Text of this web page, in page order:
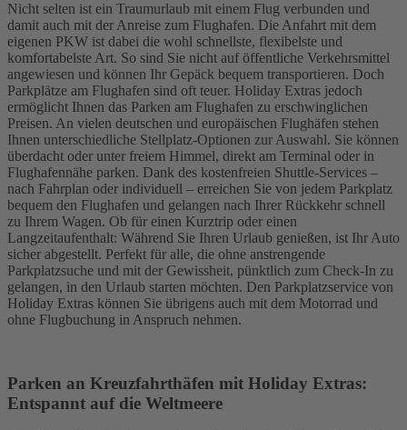
Nicht selten ist ein Traumurlaub mit einem Flug verbunden und
damit auch mit der Anreise zum Flughafen. Die Anfahrt mit dem
eigenen PKW ist dabei die wohl schnellste, flexibelste und
komfortabelste Art. So sind Sie nicht auf öffentliche Verkehrsmittel
angewiesen und können Ihr Gepäck bequem transportieren. Doch
Parkplätze am Flughafen sind oft teuer. Holiday Extras jedoch
ermöglicht Ihnen das Parken am Flughafen zu erschwinglichen
Preisen. An vielen deutschen und europäischen Flughäfen stehen
Ihnen unterschiedliche Stellplatz-Optionen zur Auswahl. Sie können
überdacht oder unter freiem Himmel, direkt am Terminal oder in
Flughafennähe parken. Dank des kostenfreien Shuttle-Services –
nach Fahrplan oder individuell – erreichen Sie von jedem Parkplatz
bequem den Flughafen und gelangen nach Ihrer Rückkehr schnell
zu Ihrem Wagen. Ob für einen Kurztrip oder einen
Langzeitaufenthalt: Während Sie Ihren Urlaub genießen, ist Ihr Auto
sicher abgestellt. Perfekt für alle, die ohne anstrengende
Parkplatzsuche und mit der Gewissheit, pünktlich zum Check-In zu
gelangen, in den Urlaub starten möchten. Den Parkplatzservice von
Holiday Extras können Sie übrigens auch mit dem Motorrad und
ohne Flugbuchung in Anspruch nehmen.
Parken an Kreuzfahrthäfen mit Holiday Extras:
Entspannt auf die Weltmeere